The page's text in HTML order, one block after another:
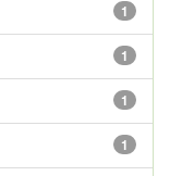
1
1
1
1